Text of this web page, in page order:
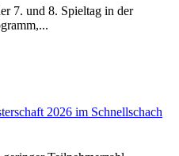
7. und 8. Spieltag in der
2026 im Schnellschach